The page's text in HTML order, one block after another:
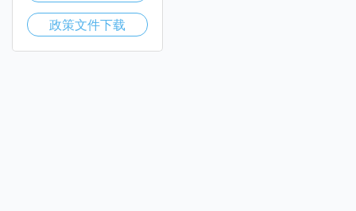
政策文件下载